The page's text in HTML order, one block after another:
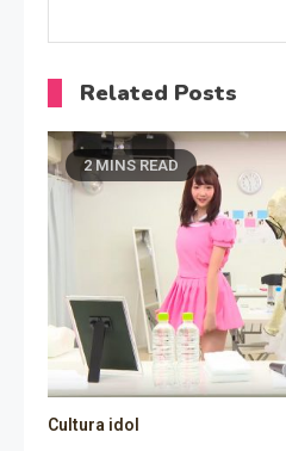
Related Posts
2 MINS READ
Cultura idol